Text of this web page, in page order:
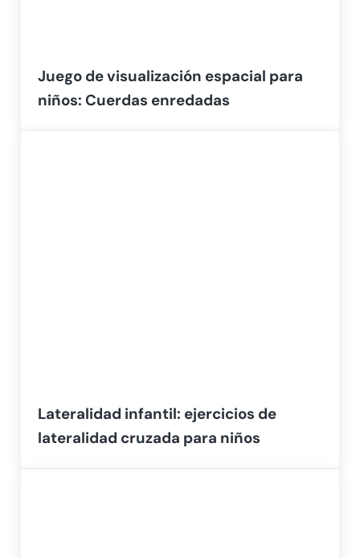
Juego de visualización espacial para
niños: Cuerdas enredadas
Lateralidad infantil: ejercicios de
lateralidad cruzada para niños